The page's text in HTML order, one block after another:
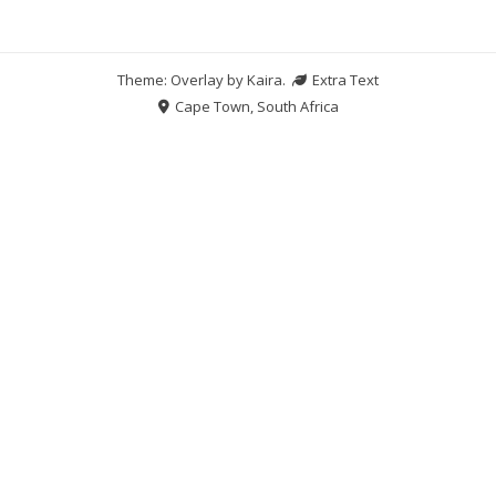
Theme: Overlay byKaira.
Extra Text
Cape Town, South Africa